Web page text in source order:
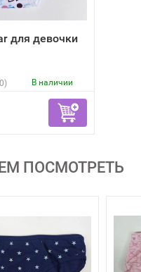
для девочки
В наличии
ПОСМОТРЕТЬ